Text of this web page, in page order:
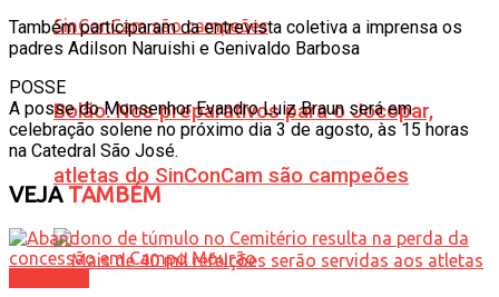
Bolão: Nos preparativos para o Jocopar,
atletas do SinConCam são campeões
Também participaram da entrevista coletiva a imprensa os
padres Adilson Naruishi e Genivaldo Barbosa
POSSE
A posse do Monsenhor Evandro Luiz Braun será em
celebração solene no próximo dia 3 de agosto, às 15 horas
na Catedral São José.
VEJATAMBÉM